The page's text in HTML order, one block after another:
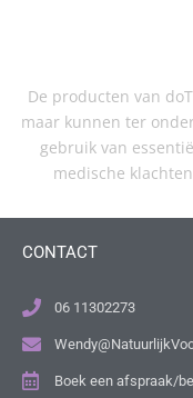
De producten van
maar kunnen ter
gebruik van
medische
CONTACT
06 11302273
Boek een afspraak/